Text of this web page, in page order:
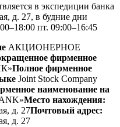
в экспедиции банка
д. 27, в будние дни
пт. 09:00–16:45
АКЦИОНЕРНОЕ
фирменное
Полное фирменное
Joint Stock Company
наименование на
Место нахождения:
д. 27Почтовый адрес:
д. 27